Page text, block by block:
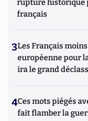
rupture historique
français
3Les Français
européenne pour
ira le grand
4Ces mots piégés
fait flamber la